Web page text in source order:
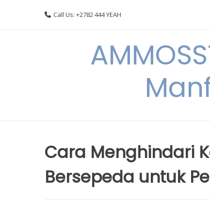
Call Us: +2782 444 YEAH
Cara Menghindari
Bersepeda untuk